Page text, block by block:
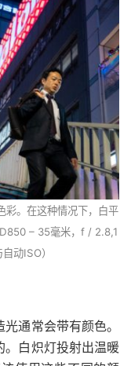
彩。在这种情况下，白平
– 35毫米，f / 2.8,1
动ISO）
通常会带有颜色。
。白炽灯投射出温暖